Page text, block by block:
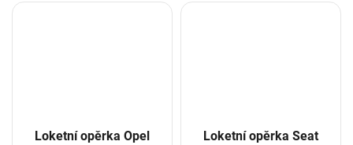
Loketní opěrka Opel
Loketní opěrka Seat